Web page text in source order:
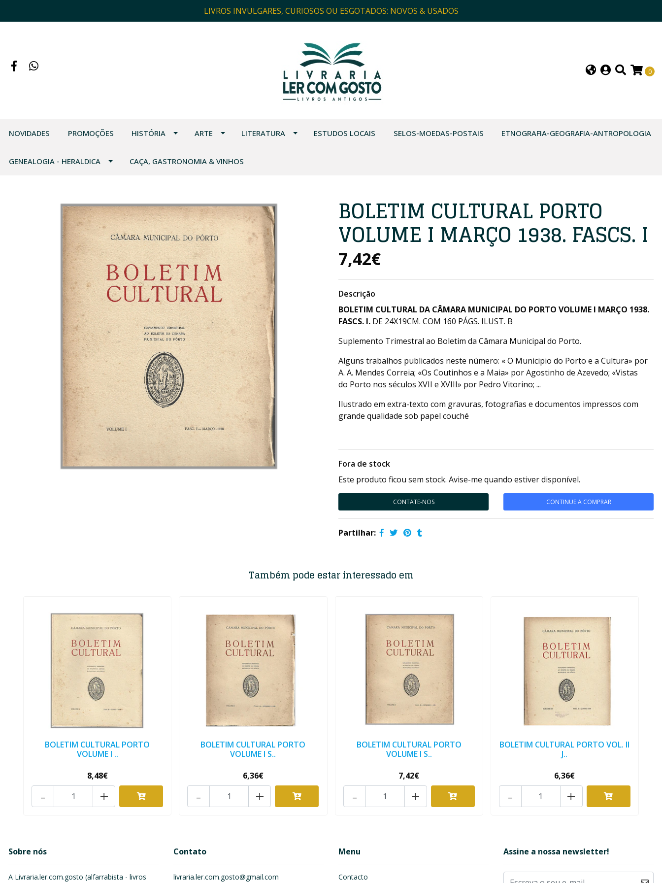
LIVROS INVULGARES, CURIOSOS OU ESGOTADOS: NOVOS & USADOS
0
NOVIDADES PROMOÇÕES HISTÓRIA ARTE LITERATURA ESTUDOS LOCAIS SELOS-MOEDAS-POSTAIS ETNOGRAFIA-GEOGRAFIA-ANTROPOLOGIA
GENEALOGIA - HERALDICA CAÇA, GASTRONOMIA & VINHOS
BOLETIM CULTURAL PORTO
VOLUME I MARÇO 1938. FASCS. I
7,42€
Descrição
BOLETIM CULTURAL DA CÂMARA MUNICIPAL DO PORTO VOLUME I MARÇO 1938.
FASCS. I. DE 24X19CM. COM 160 PÁGS. ILUST. B
Suplemento Trimestral ao Boletim da Câmara Municipal do Porto.
Alguns trabalhos publicados neste número: « O Municipio do Porto e a Cultura» por
A. A. Mendes Correia; «Os Coutinhos e a Maia» por Agostinho de Azevedo; «Vistas
do Porto nos séculos XVII e XVIII» por Pedro Vitorino; ...
Ilustrado em extra-texto com gravuras, fotografias e documentos impressos com
grande qualidade sob papel couché
Fora de stock
Este produto ficou sem stock. Avise-me quando estiver disponível.
CONTATE-NOS CONTINUE A COMPRAR
Partilhar:
Também pode estar interessado em
BOLETIM CULTURAL PORTO
VOLUME I ..
8,48€
+
-
BOLETIM CULTURAL PORTO
VOLUME I S..
6,36€
+
-
BOLETIM CULTURAL PORTO
VOLUME I S..
7,42€
+
-
BOLETIM CULTURAL PORTO VOL. II
J..
6,36€
+
-
Sobre nós
A Livraria.ler.com.gosto (alfarrabista - livros
Contato
livraria.ler.com.gosto@gmail.com
Menu
Contacto
Assine a nossa newsletter!